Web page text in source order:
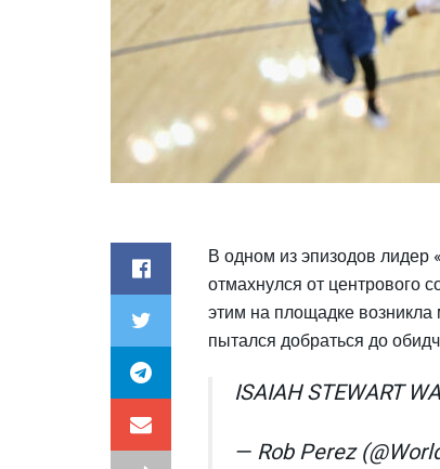
В одном из эпизодов
отмахнулся от центрового
этим на площадке
пытался добраться до
ISAIAH STEWART
— Rob Perez